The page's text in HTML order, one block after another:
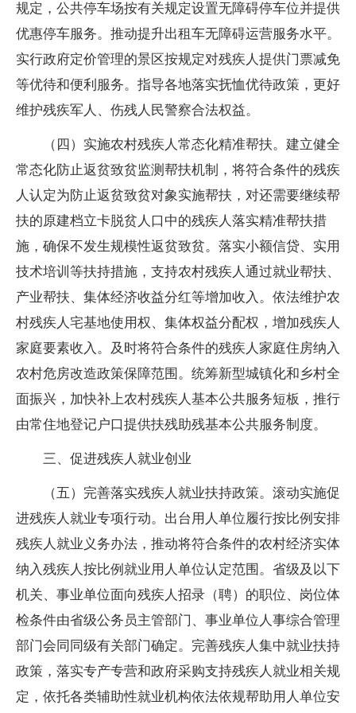
规定，公共停车场按有关规定设置无障碍停车位并提供
优惠停车服务。推动提升出租车无障碍运营服务水平。
实行政府定价管理的景区按规定对残疾人提供门票减免
等优待和便利服务。指导各地落实抚恤优待政策，更好
维护残疾军人、伤残人民警察合法权益。
（四）实施农村残疾人常态化精准帮扶。建立健全
常态化防止返贫致贫监测帮扶机制，将符合条件的残疾
人认定为防止返贫致贫对象实施帮扶，对还需要继续帮
扶的原建档立卡脱贫人口中的残疾人落实精准帮扶措
施，确保不发生规模性返贫致贫。落实小额信贷、实用
技术培训等扶持措施，支持农村残疾人通过就业帮扶、
产业帮扶、集体经济收益分红等增加收入。依法维护农
村残疾人宅基地使用权、集体权益分配权，增加残疾人
家庭要素收入。及时将符合条件的残疾人家庭住房纳入
农村危房改造政策保障范围。统筹新型城镇化和乡村全
面振兴，加快补上农村残疾人基本公共服务短板，推行
由常住地登记户口提供扶残助残基本公共服务制度。
三、促进残疾人就业创业
（五）完善落实残疾人就业扶持政策。滚动实施促
进残疾人就业专项行动。出台用人单位履行按比例安排
残疾人就业义务办法，推动将符合条件的农村经济实体
纳入残疾人按比例就业用人单位认定范围。省级及以下
机关、事业单位面向残疾人招录（聘）的职位、岗位体
检条件由省级公务员主管部门、事业单位人事综合管理
部门会同同级有关部门确定。完善残疾人集中就业扶持
政策，落实专产专营和政府采购支持残疾人就业相关规
定，依托各类辅助性就业机构依法依规帮助用人单位安